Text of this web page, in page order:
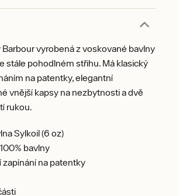
vyrobená z voskované bavlny
stále pohodlném střihu. Má klasický
na patentky, elegantní
vnější kapsy na nezbytnosti a dvě
rukou.
Sylkoil (6 oz)
bavlny
zapínání na patentky